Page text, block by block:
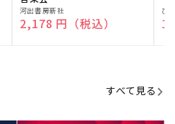
販
売
河出書房新社
通常価格
2,178 円（税込）
販
売
ひ
すべて見る